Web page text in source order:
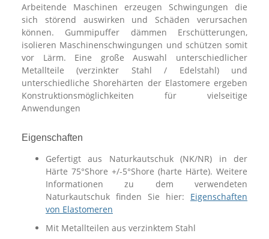
Arbeitende Maschinen erzeugen Schwingungen die
sich störend auswirken und Schäden verursachen
können. Gummipuffer dämmen Erschütterungen,
isolieren Maschinenschwingungen und schützen somit
vor Lärm. Eine große Auswahl unterschiedlicher
Metallteile (verzinkter Stahl / Edelstahl) und
unterschiedliche Shorehärten der Elastomere ergeben
Konstruktionsmöglichkeiten für vielseitige
Anwendungen
Eigenschaften
Gefertigt aus Naturkautschuk (NK/NR) in der
Härte 75°Shore +/-5°Shore (harte Härte). Weitere
Informationen zu dem verwendeten
Naturkautschuk finden Sie hier: Eigenschaften
von Elastomeren
Mit Metallteilen aus verzinktem Stahl